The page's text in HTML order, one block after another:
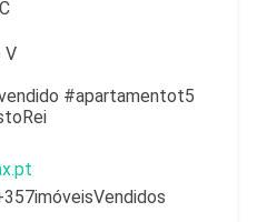
V
#apartamentot5